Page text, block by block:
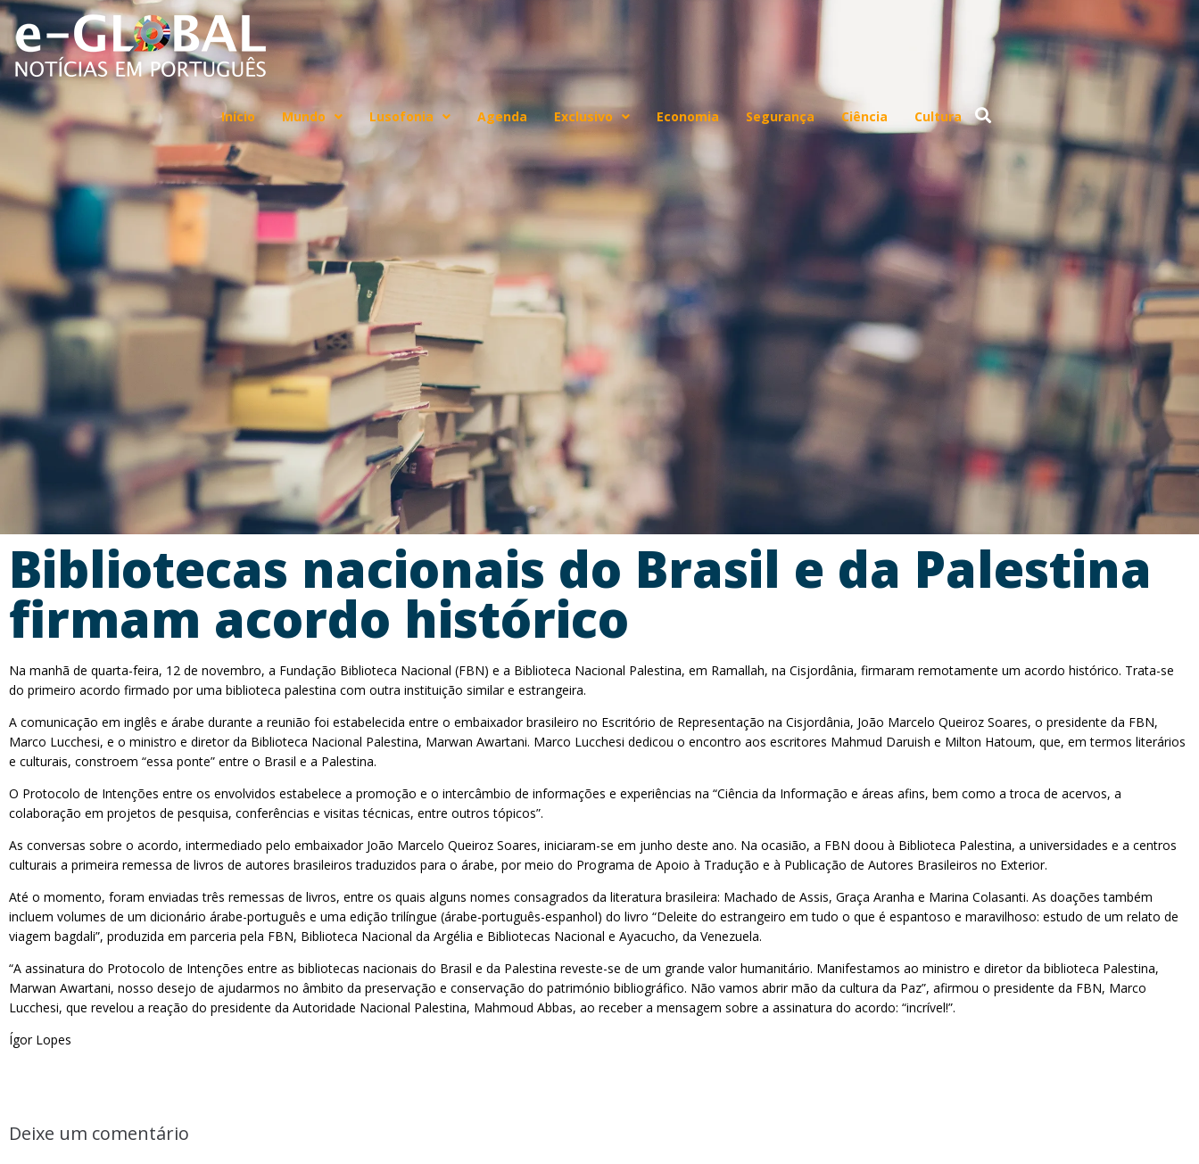
Início Mundo Lusofonia Agenda Exclusivo Economia Segurança Ciência Cultura
Bibliotecas nacionais do Brasil e da Palestina
firmam acordo histórico
Na manhã de quarta-feira, 12 de novembro, a Fundação Biblioteca Nacional (FBN) e a Biblioteca Nacional Palestina, em Ramallah, na Cisjordânia, firmaram remotamente um acordo histórico. Trata-se
do primeiro acordo firmado por uma biblioteca palestina com outra instituição similar e estrangeira.
A comunicação em inglês e árabe durante a reunião foi estabelecida entre o embaixador brasileiro no Escritório de Representação na Cisjordânia, João Marcelo Queiroz Soares, o presidente da FBN,
Marco Lucchesi, e o ministro e diretor da Biblioteca Nacional Palestina, Marwan Awartani. Marco Lucchesi dedicou o encontro aos escritores Mahmud Daruish e Milton Hatoum, que, em termos literários
e culturais, constroem “essa ponte” entre o Brasil e a Palestina.
O Protocolo de Intenções entre os envolvidos estabelece a promoção e o intercâmbio de informações e experiências na “Ciência da Informação e áreas afins, bem como a troca de acervos, a
colaboração em projetos de pesquisa, conferências e visitas técnicas, entre outros tópicos”.
As conversas sobre o acordo, intermediado pelo embaixador João Marcelo Queiroz Soares, iniciaram-se em junho deste ano. Na ocasião, a FBN doou à Biblioteca Palestina, a universidades e a centros
culturais a primeira remessa de livros de autores brasileiros traduzidos para o árabe, por meio do Programa de Apoio à Tradução e à Publicação de Autores Brasileiros no Exterior.
Até o momento, foram enviadas três remessas de livros, entre os quais alguns nomes consagrados da literatura brasileira: Machado de Assis, Graça Aranha e Marina Colasanti. As doações também
incluem volumes de um dicionário árabe-português e uma edição trilíngue (árabe-português-espanhol) do livro “Deleite do estrangeiro em tudo o que é espantoso e maravilhoso: estudo de um relato de
viagem bagdali”, produzida em parceria pela FBN, Biblioteca Nacional da Argélia e Bibliotecas Nacional e Ayacucho, da Venezuela.
“A assinatura do Protocolo de Intenções entre as bibliotecas nacionais do Brasil e da Palestina reveste-se de um grande valor humanitário. Manifestamos ao ministro e diretor da biblioteca Palestina,
Marwan Awartani, nosso desejo de ajudarmos no âmbito da preservação e conservação do património bibliográfico. Não vamos abrir mão da cultura da Paz”, afirmou o presidente da FBN, Marco
Lucchesi, que revelou a reação do presidente da Autoridade Nacional Palestina, Mahmoud Abbas, ao receber a mensagem sobre a assinatura do acordo: “incrível!”.
Ígor Lopes
Deixe um comentário